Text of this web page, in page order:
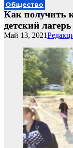
Общество
Как получить
детский
Май 13, 2021